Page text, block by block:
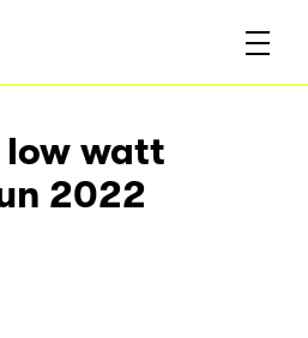
low watt
2022